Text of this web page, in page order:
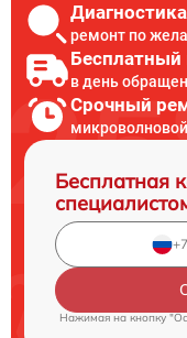
ремонт по
Бесплатный
в день
Срочный
Бесплатная
Нажимая на кнопку